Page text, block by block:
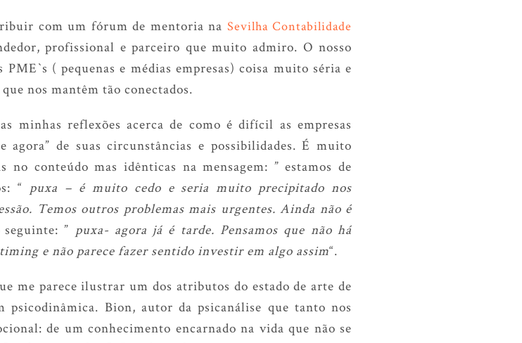
com um fórum de mentoria na Sevilha Contabilidade
profissional e parceiro que muito admiro. O nosso
( pequenas e médias empresas) coisa muito séria e
nos mantêm tão conectados.
minhas reflexões acerca de como é difícil as empresas
de suas circunstâncias e possibilidades. É muito
no conteúdo mas idênticas na mensagem: ” estamos de
“ puxa – é muito cedo e seria muito precipitado nos
Temos outros problemas mais urgentes. Ainda não é
” puxa- agora já é tarde. Pensamos que não há
e não parece fazer sentido investir em algo assim“.
me parece ilustrar um dos atributos do estado de arte de
psicodinâmica. Bion, autor da psicanálise que tanto nos
de um conhecimento encarnado na vida que não se